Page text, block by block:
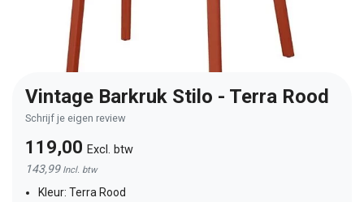
Vintage Barkruk Stilo - Terra Rood
Schrijf je eigen review
119,00 Excl. btw
143,99 Incl. btw
Kleur: Terra Rood